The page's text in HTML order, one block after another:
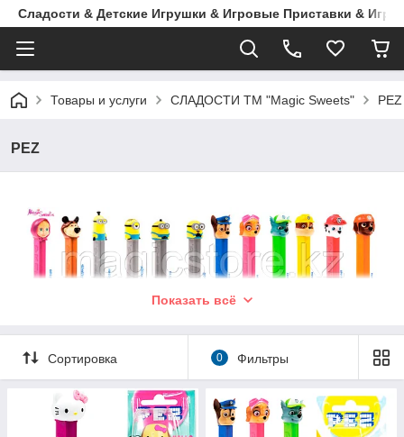
Сладости & Детские Игрушки & Игровые Приставки & Игры
Товары и услуги СЛАДОСТИ ТМ "Magic Sweets" PEZ
PEZ
PEZ - это конфеты из детства. Маленькие драже со вкусами:
Соберите всю коллекцию любимых героев - любимую
Машеньку с ее другом Медведем, Миньоны, Щенячий
Патруль!
Производство: Венгрия.
Показать всё
Сортировка 0 Фильтры